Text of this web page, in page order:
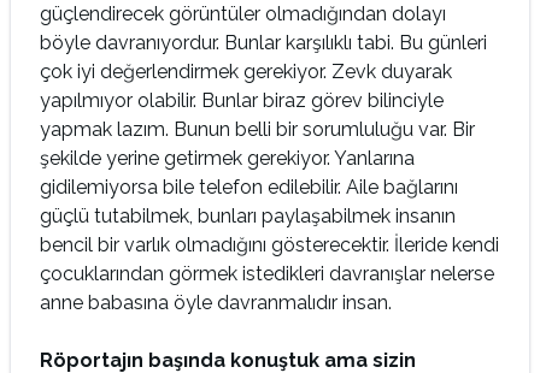
güçlendirecek görüntüler ol­madığından dolayı
böyle davranıyordur. Bunlar karşılıklı tabi. Bu günleri
çok iyi değerlendirmek gerekiyor. Zevk duyarak
yapılmıyor olabilir. Bunlar biraz görev bilinciyle
yapmak lazım. Bunun belli bir sorumluluğu var. Bir
şekilde yerine getir­mek gerekiyor. Yanlarına
gidilemiyorsa bile tele­fon edilebilir. Aile bağlarını
güçlü tutabilmek, bunları paylaşabilmek insanın
bencil bir varlık ol­madığını gösterecektir. İleride kendi
çocuklarından görmek istedikleri davranışlar nelerse
anne babasına öyle davranmalıdır insan.
Röportajın başında konuştuk ama sizin